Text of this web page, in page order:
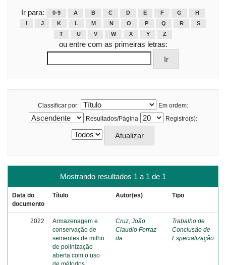
Ir para: 0-9 A B C D E F G
H
J K L M N O P Q R
S
T
U V W X Y Z
ou entre com as primeiras letras:
Classificar por:
Em ordem:
Resultados/Página
Registro(s):
Mostrando resultados 1 a 1 de 1
Data do
documento
Título Autor(es) Tipo
2022
Armazenagem e
conservação de
sementes de milho
de polinização
aberta com o uso
Cruz, João
Claudio Ferraz
da
Trabalho de
Conclusão de
Especialização